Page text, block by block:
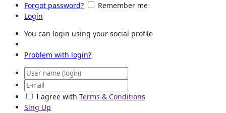
Forgot password?
Remember me
Login
You can login using your social profile
Problem with login?
I agree with Terms & Conditions
Sing Up